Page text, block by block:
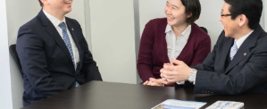
ク
業
の
タ